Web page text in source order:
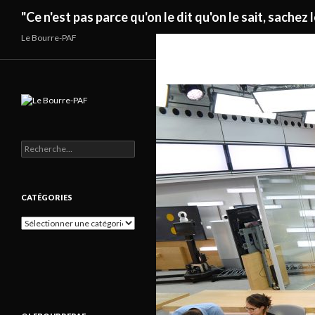
"Ce n'est pas parce qu'on le dit qu'on le sait, sachez
Le Bourre-PAF
Rechercher :
CATÉGORIES
Catégories